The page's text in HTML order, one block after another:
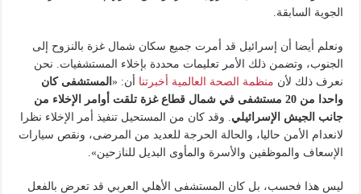
الجوية السابقة.
ونعلم أيضا أن إسرائيل قد أمرت جميع سكان شمال غزة بالنزوح إلى
الجنوب، وتضمن ذلك الأمر تعليمات محددة بإخلاء المستشفيات. نحن
نعرف ذلك لأن منظمة الصحة العالمية أخبرتنا أن: « المستشفى كان
واحدا من 20 مستشفى في شمال قطاع غزة تلقت أوامر الإخلاء من
جانب الجيش الإسرائيلي . وقد كان من المستحيل تنفيذ أمر الإخلاء نظرا
لانعدام الأمن حاليا، والحالة الحرجة للعديد من المرضى، ونقص سيارات
الإسعاف والموظفين والأسرة والمأوى البديل للنازحين».
ليس هذا فحسب، بل كان المستشفى الأهلي العربي قد تعرض بالفعل